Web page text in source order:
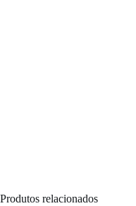
Produtos relacionados